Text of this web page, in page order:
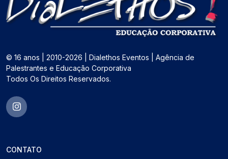
© 16 anos | 2010-2026 | Dialethos Eventos | Agência de
Palestrantes e Educação Corporativa
Todos Os Direitos Reservados.
CONTATO